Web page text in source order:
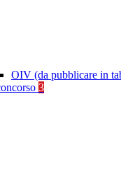
OIV (da pubblicare in
3